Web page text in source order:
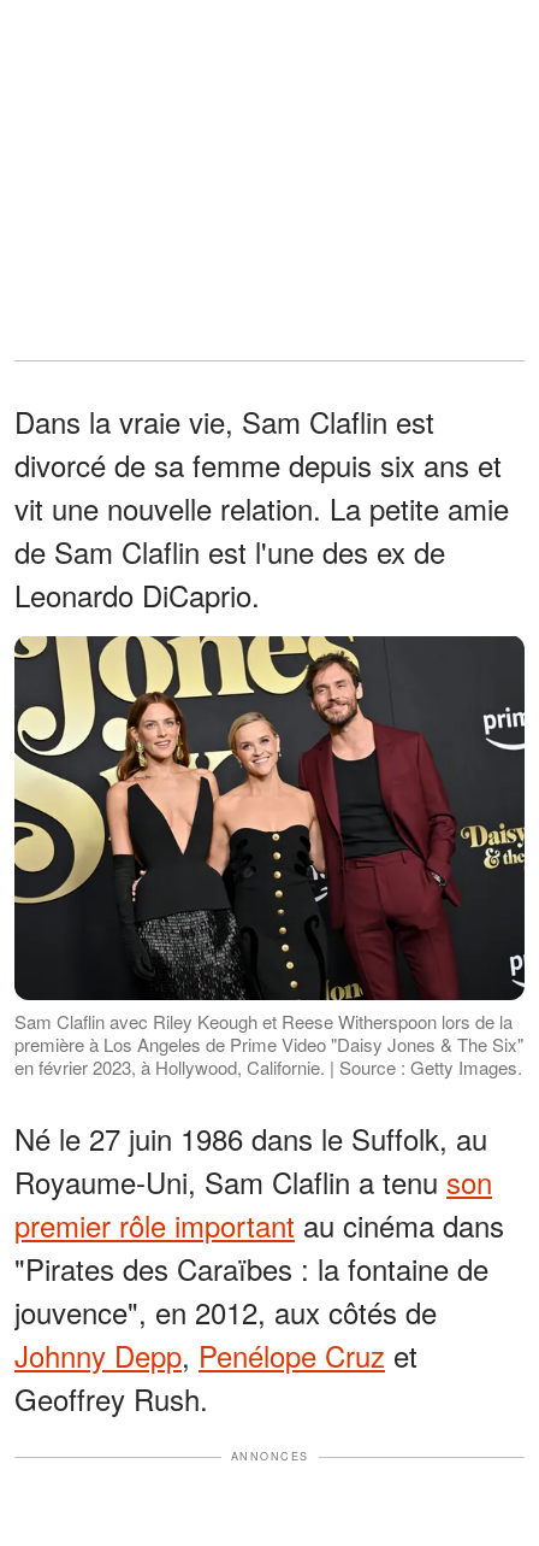
Dans la vraie vie, Sam Claflin est
divorcé de sa femme depuis six ans et
vit une nouvelle relation. La petite amie
de Sam Claflin est l'une des ex de
Leonardo DiCaprio.
Sam Claflin avec Riley Keough et Reese Witherspoon lors de la
première à Los Angeles de Prime Video "Daisy Jones & The Six"
en février 2023, à Hollywood, Californie. | Source : Getty Images.
Né le 27 juin 1986 dans le Suffolk, au
Royaume-Uni, Sam Claflin a tenu son
premier rôle important au cinéma dans
"Pirates des Caraïbes : la fontaine de
jouvence", en 2012, aux côtés de
Johnny Depp, Penélope Cruz et
Geoffrey Rush.
ANNONCES